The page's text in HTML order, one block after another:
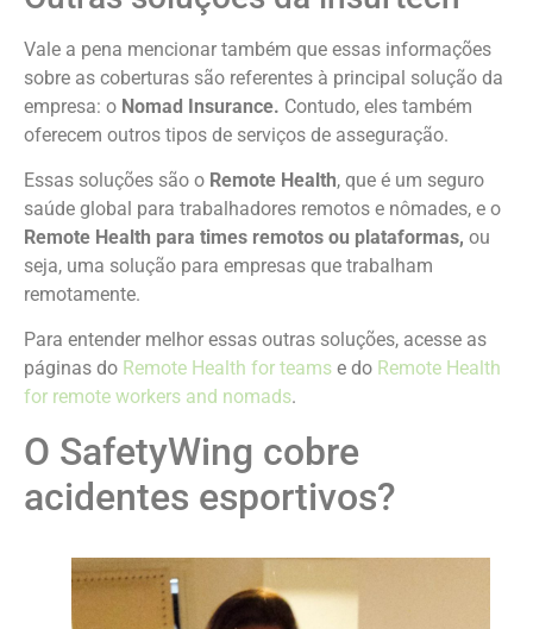
Vale a pena mencionar também que essas informações
sobre as coberturas são referentes à principal solução da
empresa: o Nomad Insurance. Contudo, eles também
oferecem outros tipos de serviços de asseguração.
Essas soluções são o Remote Health, que é um seguro
saúde global para trabalhadores remotos e nômades, e o
Remote Health para times remotos ou plataformas, ou
seja, uma solução para empresas que trabalham
remotamente.
Para entender melhor essas outras soluções, acesse as
páginas do Remote Health for teams e do Remote Health
for remote workers and nomads.
O SafetyWing cobre
acidentes esportivos?